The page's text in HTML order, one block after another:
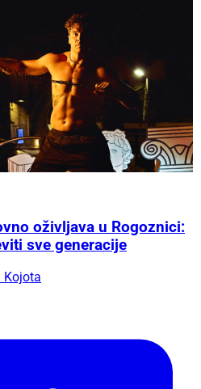
oživljava u Rogoznici:
sve generacije
Kojota